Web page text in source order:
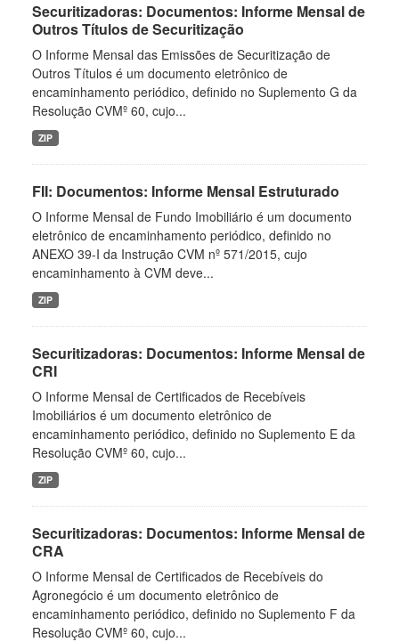
Securitizadoras: Documentos: Informe Mensal de
Outros Títulos de Securitização
O Informe Mensal das Emissões de Securitização de
Outros Títulos é um documento eletrônico de
encaminhamento periódico, definido no Suplemento G da
Resolução CVMº 60, cujo...
ZIP
FII: Documentos: Informe Mensal Estruturado
O Informe Mensal de Fundo Imobiliário é um documento
eletrônico de encaminhamento periódico, definido no
ANEXO 39-I da Instrução CVM nº 571/2015, cujo
encaminhamento à CVM deve...
ZIP
Securitizadoras: Documentos: Informe Mensal de
CRI
O Informe Mensal de Certificados de Recebíveis
Imobiliários é um documento eletrônico de
encaminhamento periódico, definido no Suplemento E da
Resolução CVMº 60, cujo...
ZIP
Securitizadoras: Documentos: Informe Mensal de
CRA
O Informe Mensal de Certificados de Recebíveis do
Agronegócio é um documento eletrônico de
encaminhamento periódico, definido no Suplemento F da
Resolução CVMº 60, cujo...